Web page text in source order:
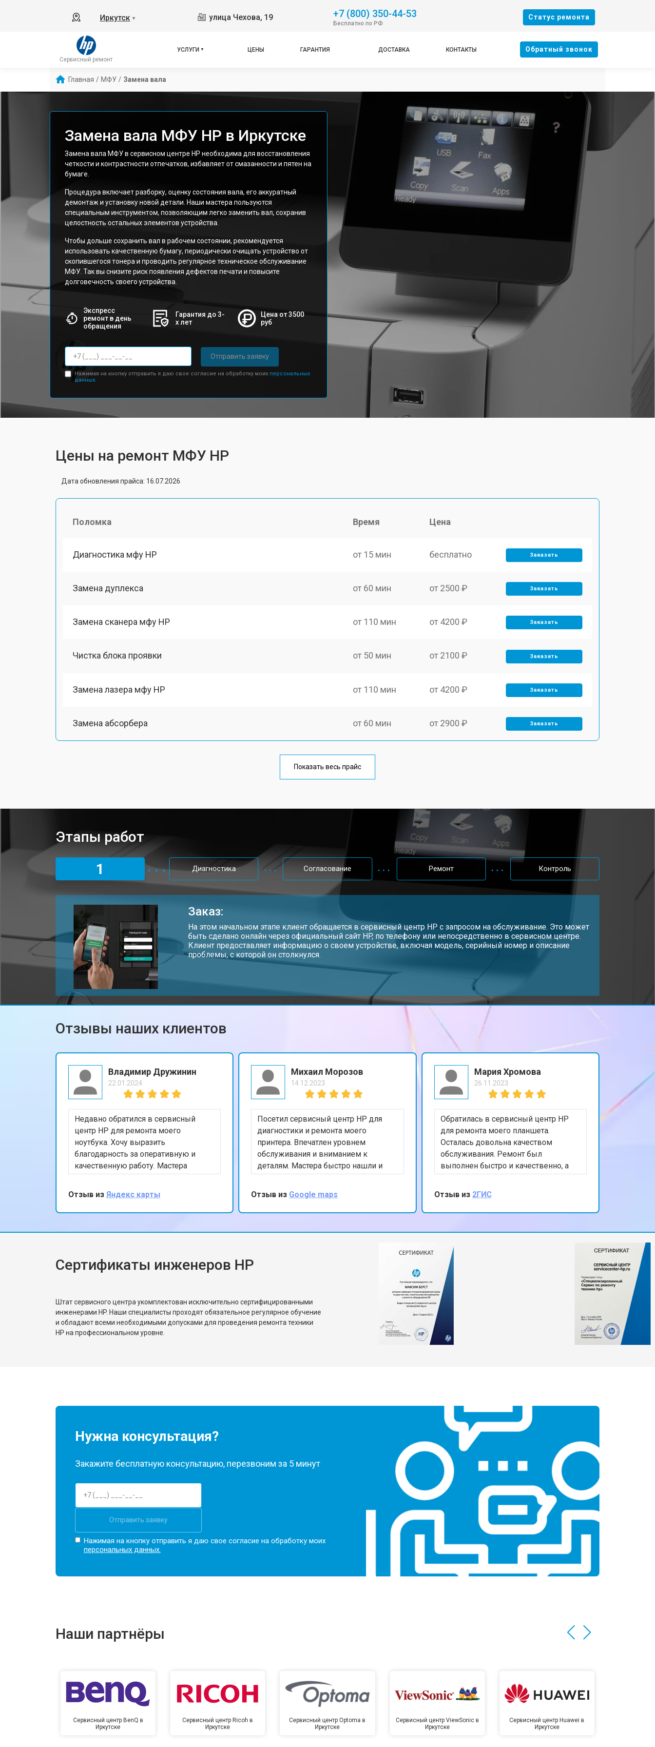
Иркутск ▼ улица Чехова, 19 +7 (800) 350-44-53
Бесплатно по РФ
Cтатус ремонта
Сервисный ремонт
УСЛУГИ ЦЕНЫ ГАРАНТИЯ ДОСТАВКА КОНТАКТЫ Oбратный звонок
Главная / МФУ / Замена вала
Замена вала МФУ HP в Иркутске
Замена вала МФУ в сервисном центре HP необходима для восстановления
четкости и контрастности отпечатков, избавляет от смазанности и пятен на
бумаге.
Процедура включает разборку, оценку состояния вала, его аккуратный
демонтаж и установку новой детали. Наши мастера пользуются
специальным инструментом, позволяющим легко заменить вал, сохранив
целостность остальных элементов устройства.
Чтобы дольше сохранить вал в рабочем состоянии, рекомендуется
использовать качественную бумагу, периодически очищать устройство от
скопившегося тонера и проводить регулярное техническое обслуживание
МФУ. Так вы снизите риск появления дефектов печати и повысите
долговечность своего устройства.
Экспресс
ремонт в день
обращения
Гарантия до 3-
х лет
Цена от 3500
руб
Отправить заявку
Нажимая на кнопку отправить я даю свое согласие на обработку моих персональных
данных.
Цены на ремонт МФУ HP
Дата обновления прайса: 16.07.2026
Поломка Время Цена
Диагностика мфу HP от 15 мин бесплатно Заказать
Замена дуплекса от 60 мин от 2500 ₽ Заказать
Замена сканера мфу HP от 110 мин от 4200 ₽ Заказать
Чистка блока проявки от 50 мин от 2100 ₽ Заказать
Замена лазера мфу HP от 110 мин от 4200 ₽ Заказать
Замена абсорбера от 60 мин от 2900 ₽ Заказать
от 100 мин
от 3900 ₽
Замена печки мфу HP от 60 мин от 2500 ₽ Заказать
Замена каретки мфу HP от 60 мин от 2800 ₽ Заказать
Замена Wi-Fi мфу HP
Замена блока питания от 60 мин
Показать весь прайс
Этапы работ
1
Диагностика Согласование Ремонт Контроль
Заказ:
На этом начальном этапе клиент обращается в сервисный центр HP с запросом на обслуживание. Это может
быть сделано онлайн через официальный сайт HP, по телефону или непосредственно в сервисном центре.
Клиент предоставляет информацию о своем устройстве, включая модель, серийный номер и описание
проблемы, с которой он столкнулся.
Отзывы наших клиентов
Владимир Дружинин
22.01.2024
Недавно обратился в сервисный
центр HP для ремонта моего
ноутбука. Хочу выразить
благодарность за оперативную и
качественную работу. Мастера
профессионально устранили
проблему, и теперь мой ноутбук
работает безупречно. Особенно
порадовало, что ремонт был
вашу работу!
Отзыв из Яндекс карты
Михаил Морозов
14.12.2023
Посетил сервисный центр HP для
диагностики и ремонта моего
принтера. Впечатлен уровнем
обслуживания и вниманием к
деталям. Мастера быстро нашли и
устранили проблему, а также
предоставили полезные советы по
уходу за устройством. Ценю ваш
профессионализм и рекомендую
Отзыв из Google maps
Мария Хромова
26.11.2023
Обратилась в сервисный центр HP
для ремонта моего планшета.
Осталась довольна качеством
обслуживания. Ремонт был
выполнен быстро и качественно, а
персонал был очень вежлив и
отзывчив. Спасибо за вашу помощь и
внимание к клиентам!
Отзыв из 2ГИС
Сертификаты инженеров HP
Штат сервисного центра укомплектован исключительно сертифицированными
инженерами HP. Наши специалисты проходят обязательное регулярное обучение
и обладают всеми необходимыми допусками для проведения ремонта техники
HP на профессиональном уровне.
Нужна консультация?
Закажите бесплатную консультацию, перезвоним за 5 минут
Отправить заявку
Нажимая на кнопку отправить я даю свое согласие на обработку моих
персональных данных.
Наши партнёры
Сервисный центр BenQ в
Иркутске
Сервисный центр Ricoh в
Иркутске
Сервисный центр Optoma в
Иркутске
Сервисный центр ViewSonic в
Иркутске
Сервисный центр Huawei в
Иркутске